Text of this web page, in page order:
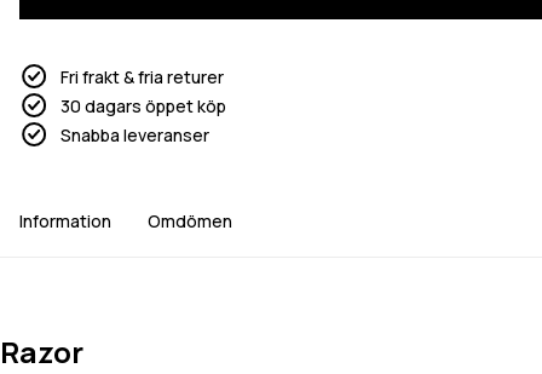
Fri frakt & fria returer
30 dagars öppet köp
Snabba leveranser
Information Omdömen
Razor